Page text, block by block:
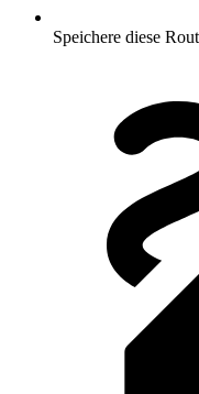
Speichere diese